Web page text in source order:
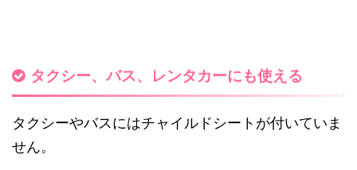
タクシー、バス、レンタカーにも使える
タクシーやバスにはチャイルドシートが付いていま
せん。